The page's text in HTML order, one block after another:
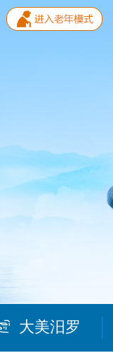
大美汨罗